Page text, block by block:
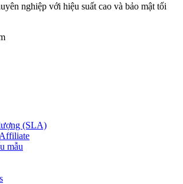
nghiệp với hiệu suất cao và bảo mật tối
(SLA)
mẫu